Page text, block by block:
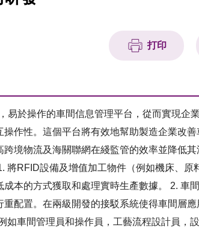
打印
於操作的車間信息管理平台，從而實現企業
作性。這個平台將有效地幫助製造企業改善
境物流及海關聯網在綫監管的效率並降低
將RFID設備及增值加工物件（例如機床、原
本的方式獲取和處理實時生產數據。 2. 車
配置。在兩級開發的接駁系統使得車間層
車間管理員和操作員，工藝流程設計員，